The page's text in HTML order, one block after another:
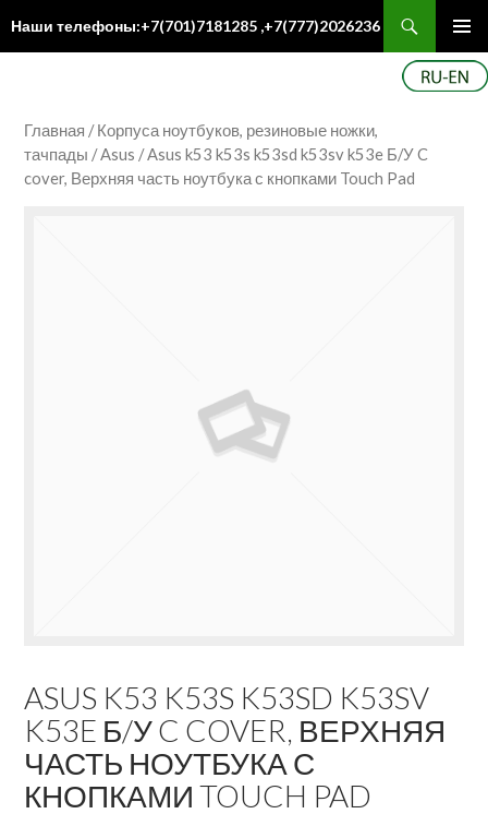
Наши телефоны:+7(701)7181285 ,+7(777)2026236
Главная /Корпуса ноутбуков, резиновые ножки,
тачпады /Asus / Asus k53 k53s k53sd k53sv k53e Б/У C
cover, Верхняя часть ноутбука с кнопками Touch Pad
ASUS K53 K53S K53SD K53SV
K53E Б/У C COVER, ВЕРХНЯЯ
ЧАСТЬ НОУТБУКА С
КНОПКАМИ TOUCH PAD